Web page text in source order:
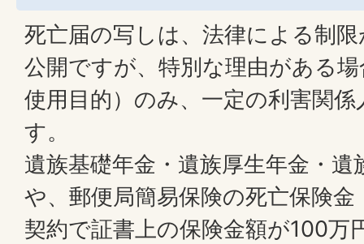
死亡届の写しは、法律による制
公開ですが、特別な理由がある
使用目的）のみ、一定の利害関
す。
遺族基礎年金・遺族厚生年金・遺
や、郵便局簡易保険の死亡保険
契約で証書上の保険金額が100万